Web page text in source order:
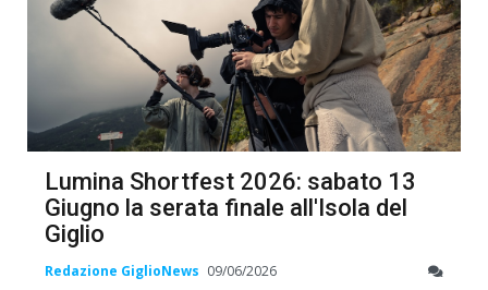
Lumina Shortfest 2026: sabato 13
Giugno la serata finale all'Isola del
Giglio
Redazione GiglioNews 09/06/2026